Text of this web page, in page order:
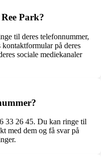
Park?
til deres telefonnummer,
kontaktformular på deres
sociale mediekanaler
33 26 45. Du kan ringe til
med dem og få svar på